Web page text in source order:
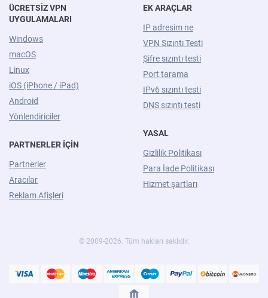
ÜCRETSIZ VPN
UYGULAMALARI
Windows
macOS
Linux
iOS (iPhone / iPad)
Android
Yönlendiriciler
PARTNERLER İÇIN
Partnerler
Aracılar
Reklam Afişleri
EK ARAÇLAR
IP adresim ne
VPN Sızıntı Testi
Şifre sızıntı testi
Port tarama
IPv6 sızıntı testi
DNS sızıntı testi
YASAL
Gizlilik Politikası
Para İade Politikası
Hizmet şartları
© 2009-2026. Tüm hakları saklıdır.